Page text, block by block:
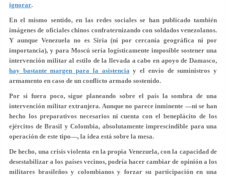
ignorar.
En el mismo sentido, en las redes sociales se han publicado también
imágenes de oficiales chinos confraternizando con soldados venezolanos.
Y aunque Venezuela no es Siria (ni por cercanía geográfica ni por
importancia), y para Moscú sería logísticamente imposible sostener una
intervención militar al estilo de la llevada a cabo en apoyo de Damasco,
hay bastante margen para la asistencia y el envío de suministros y
armamento en caso de un conflicto armado sostenido.
Por si fuera poco, sigue planeando sobre el país la sombra de una
intervención militar extranjera. Aunque no parece inminente —ni se han
hecho los preparativos necesarios ni cuenta con el beneplácito de los
ejércitos de Brasil y Colombia, absolutamente imprescindible para una
operación de este tipo—, la idea está sobre la mesa.
De hecho, una crisis violenta en la propia Venezuela, con la capacidad de
desestabilizar a los países vecinos, podría hacer cambiar de opinión a los
militares brasileños y colombianos y forzar su participación en una